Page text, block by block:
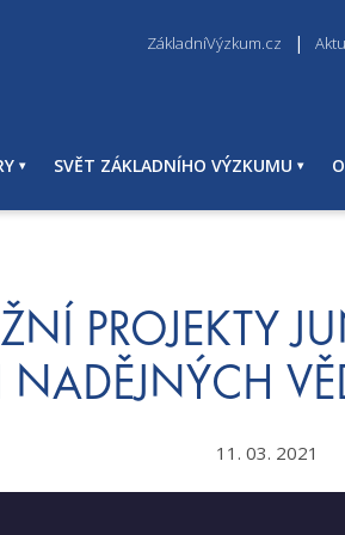
ZákladníVýzkum.cz
SVĚT ZÁKLADNÍHO VÝZKUMU
PROJEKTY
NADĚJNÝCH
11. 03. 2021